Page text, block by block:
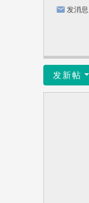
发消息
发新帖